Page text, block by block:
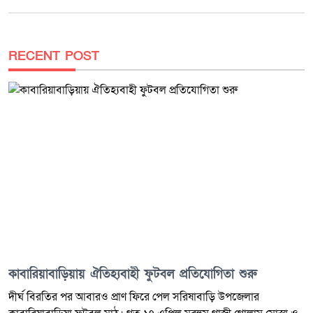
অনেক বিষয় প্রকাশ করা হচ্ছে না বলেও ইঙ্গিত দিয়েছে সংশ্লিষ্ট সূত্র। উল্লেখ্য, এই
প্রতিবেদনটি প্রাথমিক তথ্যের ভিত্তিতে প্রস্তুত করা হয়েছে। পুলিশের আনুষ্ঠানিক
বক্তব্য, জব্দ তালিকা এবং তদন্তের অগ্রগতির ভিত্তিতে নতুন তথ্য পাওয়া গেলে
সংবাদটি হালনাগাদ করা হবে।
RECENT POST
কাবারিয়াবাড়িয়ায় ঐতিহ্যবাহী ফুটবল প্রতিযোগিতা শুরু
দীর্ঘ বিরতির পর আবারও প্রাণ ফিরে পেল সরিষাবাড়ি উপজেলার